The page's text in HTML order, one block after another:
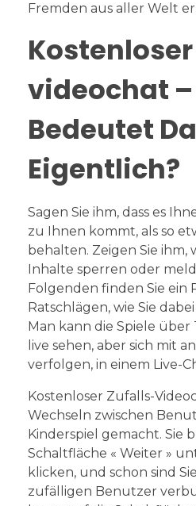
Fremden aus aller Welt
videochat –
Bedeutet
Eigentlich?
Sagen Sie ihm, dass es
zu Ihnen kommt, als so
behalten. Zeigen Sie ihm,
Inhalte sperren oder
Folgenden finden Sie ein
Ratschlägen, wie Sie
Man kann die Spiele
live sehen, aber sich mit
verfolgen, in einem Live-
Kostenloser Zufalls-
Wechseln zwischen
Kinderspiel gemacht. Sie
Schaltfläche « Weiter »
klicken, und schon sind
zufälligen Benutzer